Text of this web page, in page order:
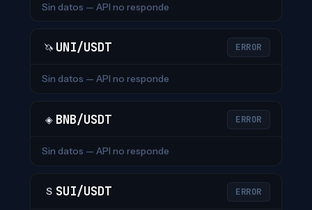
Sin datos — API no responde
🦄 UNI/USDT ERROR
Sin datos — API no responde
◈ BNB/USDT ERROR
Sin datos — API no responde
S SUI/USDT ERROR